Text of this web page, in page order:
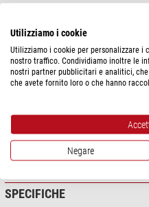
sono particolarmente adatte per
trasferimento di grandi quantità di
Tutte le fotocamere vengono
software dispone di funzioni
combinazione di immagini
ecc. Compatibile con Windows 7, 8
Caratteristiche
Fotocamere raffreddate Peltier
Grande sensore fotocamera da
Interfaccia USB 3
mostra di più...
SPECIFICHE
Utilizziamo i cookie
Utilizziamo i cookie per personalizzare i
nostro traffico. Condividiamo inoltre le
nostri partner pubblicitari e analitici,
che avete fornito loro o che hanno
Negare